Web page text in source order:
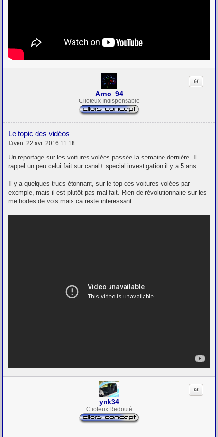
Arno_94
Clioteux Indispensable
Le topic des vidéos
Citation
e
s
g
e
ven. 22 avr. 2016 11:18
Un reportage sur les voitures volées passée la semaine dernière. Il
rappel un peu celui fait sur canal+ special investigation il y a 5 ans.
Il y a quelques trucs étonnant, sur le top des voitures volées par
exemple, mais il est plutôt pas mal fait. Rien de révolutionnaire sur les
méthodes de vols mais ca reste intéressant.
ynk34
Clioteux Redouté
Citation